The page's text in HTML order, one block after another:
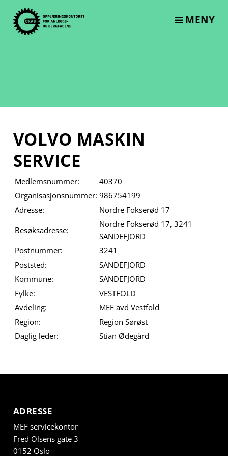
content
MENY
VOLVO MASKIN
SERVICE
Medlemsnummer:
40370
Organisasjonsnummer: 986754199
Adresse:
Nordre Fokserød 17
Besøksadresse:
Nordre Fokserød 17, 3241
SANDEFJORD
Postnummer:
3241
Poststed:
SANDEFJORD
Kommune:
SANDEFJORD
Fylke:
VESTFOLD
Avdeling:
MEF avd Vestfold
Region:
Region Sørøst
Daglig leder:
Stian Ødegård
ADRESSE
MEF servicekontor
Fred Olsens gate 3
0152 Oslo